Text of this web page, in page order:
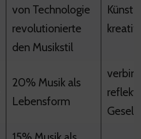
von Technologie
revolutionierte
den Musikstil
20% Musik als
Lebensform